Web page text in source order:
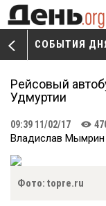
СОБЫТИЯ
W
Рейсовый
Удмуртии
09:39 11/02/17 K
Владислав Мымрин
Фото: topre.ru